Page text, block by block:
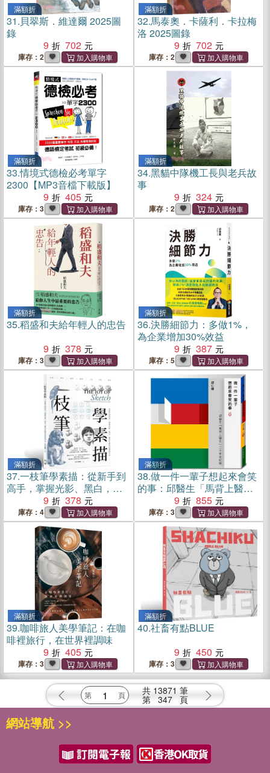
滿額折
31.貝翠斯．維達爾 2025圖
錄
9
702
庫存：2
滿額折
32.馬泰奧．卡薩利．卡拉梅
洛 2025圖錄
9
702
庫存：2
滿額折
33.情境式德檢必考單字
2300【MP3音檔下載版】
9
405
庫存：3
滿額折
34.黑貓中隊機工長與老兵故
事
9
324
庫存：2
滿額折
35.稻盛和夫給年輕人的忠告
9
378
庫存：3
滿額折
36.決勝細節力：多做1%，
為企業增加30%效益
9
387
庫存：5
滿額折
37.一枝筆學素描：從新手到
高手，掌握光影、黑白，畫
出生動精采的作品
9 378
庫存：4
滿額折
38.做一件一輩子想起來會笑
的事：邱醫生「馬背上醫
生」三十年全紀錄
9 855
庫存：3
滿額折
39.咖啡旅人美學筆記：在咖
啡裡旅行，在世界裡調味
9
405
庫存：3
滿額折
40.社畜有點BLUE
9
450
庫存：3
共 13871 筆
第 347 頁
網站導航 >>